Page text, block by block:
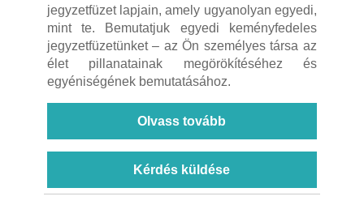
jegyzetfüzet lapjain, amely ugyanolyan egyedi,
mint te. Bemutatjuk egyedi keményfedeles
jegyzetfüzetünket – az Ön személyes társa az
élet pillanatainak megörökítéséhez és
egyéniségének bemutatásához.
Olvass tovább
Kérdés küldése